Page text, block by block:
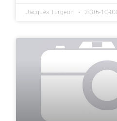
Jacques Turgeon 2006-10-03